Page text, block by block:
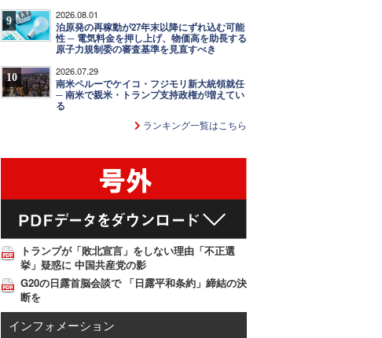
9 2026.08.01
泊原発の再稼動が27年末以降にずれ込む可能
性 ─ 電気料金を押し上げ、物価高を助長する
原子力規制委の審査基準を見直すべき
10 2026.07.29
南米ペルーでケイコ・フジモリ新大統領就任
─ 南米で親米・トランプ支持政権が増えてい
る
ランキング一覧はこちら
トランプが「敗北宣言」をしない理由「不正選
挙」疑惑に 中国共産党の影
G20の日露首脳会談で 「日露平和条約」締結の決
断を
インフォメーション